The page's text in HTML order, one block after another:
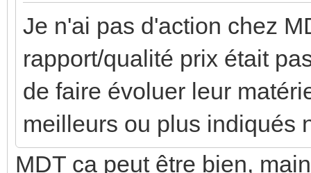
Je n'ai pas d'action chez
rapport/qualité prix était
de faire évoluer leur
meilleurs ou plus indiqués
MDT ca peut être bien,